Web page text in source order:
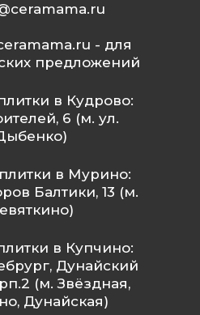
- для
предложений
в Кудрово:
6 (м. ул.
в Мурино:
Балтики, 13 (м.
в Купчино:
Дунайский
(м. Звёздная,
Дунайская)